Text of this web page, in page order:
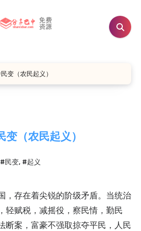
变（农民起义）
（农民起义）
#民变, #起义
轻赋税，减摇役，察民情，勤民
断案，富豪不强取掠夺平民，人民